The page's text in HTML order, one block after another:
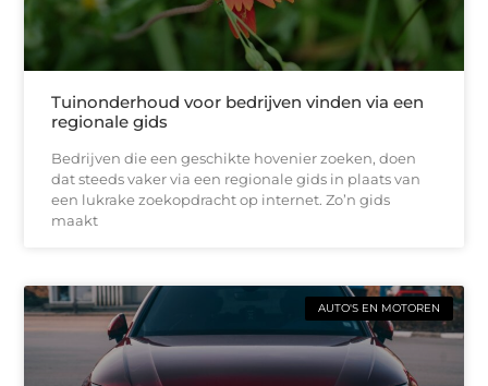
Tuinonderhoud voor bedrijven vinden via een
regionale gids
Bedrijven die een geschikte hovenier zoeken, doen
dat steeds vaker via een regionale gids in plaats van
een lukrake zoekopdracht op internet. Zo’n gids
maakt
AUTO'S EN MOTOREN